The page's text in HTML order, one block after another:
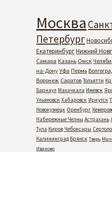
Москва
Петербург
ЕкатеринбургНижний
Самара Казань Омск
на-Дону Уфа Пермь
Воронеж Саратов Тольятти
Барнаул Махачкала Ижевск
Ульяновск Хабаровск Иркутск
Новокузнецк Оренбург
Набережные Челны Астрахань
Тула Киров Чебоксары
Калининград Брянск Тверь
Иваново